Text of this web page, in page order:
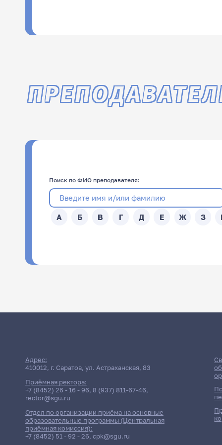
Поиск по ФИО преподавателя:
А Б В Г Д Е Ж З
Адрес:
410012, г. Саратов, ул. Астраханская, 83
Приёмная ректора:
+7 (8452) 26 - 16 - 96, 8 (937) 811-67-46,
rector@sgu.ru
Отдел по организации приёма на основные
образовательные программы (Центральная
приёмная комиссия):
+7 (8452) 51 - 92 - 26, cpk@sgu.ru